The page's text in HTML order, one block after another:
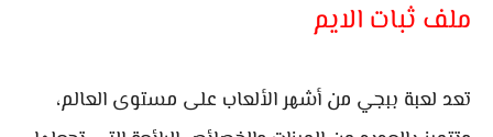
ملف ثبات الايم
تعد لعبة ببجي من أشهر الألعاب على مستوى العالم،